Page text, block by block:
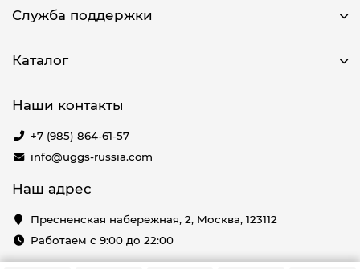
Служба поддержки
Каталог
Наши контакты
+7 (985) 864-61-57
info@uggs-russia.com
Наш адрес
Пресненская набережная, 2, Москва, 123112
Работаем с 9:00 до 22:00